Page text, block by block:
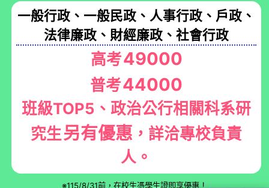
一般行政、一般民政、人事行政、戶政、
法律廉政、財經廉政、社會行政
高考49000
普考44000
班級TOP5、政治公行相關科系研
究生另有優惠 ，詳洽專校負責
人。
※115/8/31前，在校生憑學生證即享優惠！